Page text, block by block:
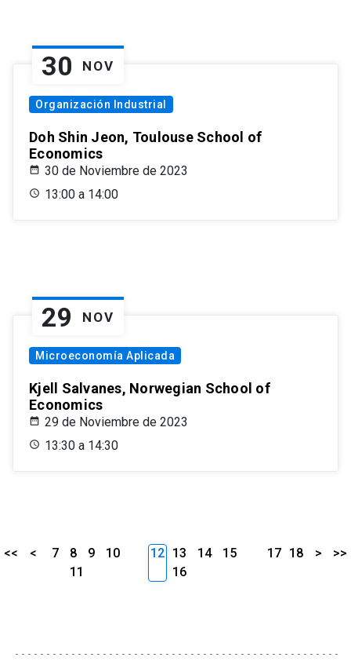
30 NOV
Organización Industrial
Doh Shin Jeon, Toulouse School of
Economics
30 de Noviembre de 2023
13:00 a 14:00
29 NOV
Microeconomía Aplicada
Kjell Salvanes, Norwegian School of
Economics
29 de Noviembre de 2023
13:30 a 14:30
<< < 7 8 9
10
11
12 13 14
15
16
17 18 > >>